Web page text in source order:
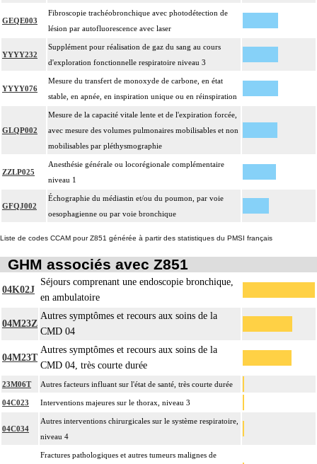
GEQE003
Fibroscopie trachéobronchique avec photodétection de
lésion par autofluorescence avec laser
YYYY232
Supplément pour réalisation de gaz du sang au cours
d'exploration fonctionnelle respiratoire niveau 3
YYYY076
Mesure du transfert de monoxyde de carbone, en état
stable, en apnée, en inspiration unique ou en réinspiration
GLQP002
Mesure de la capacité vitale lente et de l'expiration forcée,
avec mesure des volumes pulmonaires mobilisables et non
mobilisables par pléthysmographie
ZZLP025
Anesthésie générale ou locorégionale complémentaire
niveau 1
GFQJ002
Échographie du médiastin et/ou du poumon, par voie
oesophagienne ou par voie bronchique
Liste de codes CCAM pour Z851 générée à partir des statistiques du PMSI français
GHM associés avec Z851
04K02J
Séjours comprenant une endoscopie bronchique,
en ambulatoire
04M23Z
Autres symptômes et recours aux soins de la
CMD 04
04M23T
Autres symptômes et recours aux soins de la
CMD 04, très courte durée
23M06T Autres facteurs influant sur l'état de santé, très courte durée
04C023 Interventions majeures sur le thorax, niveau 3
04C034
Autres interventions chirurgicales sur le système respiratoire,
niveau 4
Fractures pathologiques et autres tumeurs malignes de